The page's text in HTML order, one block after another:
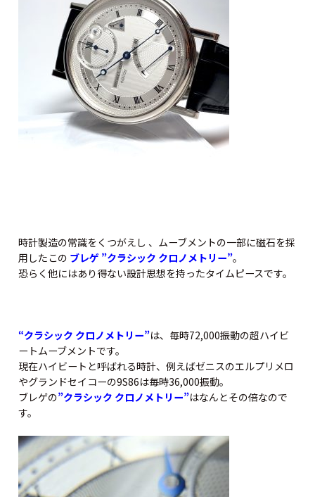
時計製造の常識をくつがえし 、ムーブメントの一部に磁石を採
用したこの ブレゲ ”クラシック クロノメトリー”。
恐らく他にはあり得ない設計思想を持ったタイムピースです。
“クラシック クロノメトリー”は、毎時72,000振動の超ハイビ
ートムーブメントです。
現在ハイビートと呼ばれる時計、例えばゼニスのエルプリメロ
やグランドセイコーの9S86は毎時36,000振動。
ブレゲの”クラシック クロノメトリー”はなんとその倍なので
す。